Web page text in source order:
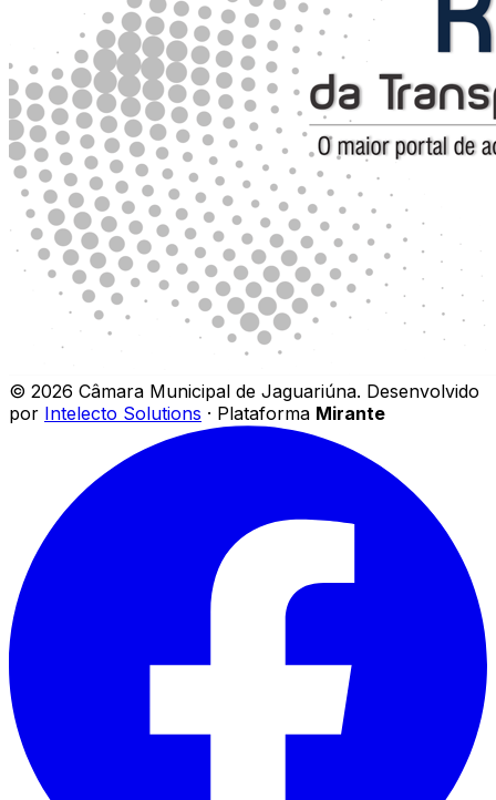
© 2026 Câmara Municipal de Jaguariúna. Desenvolvido
por Intelecto Solutions · Plataforma Mirante